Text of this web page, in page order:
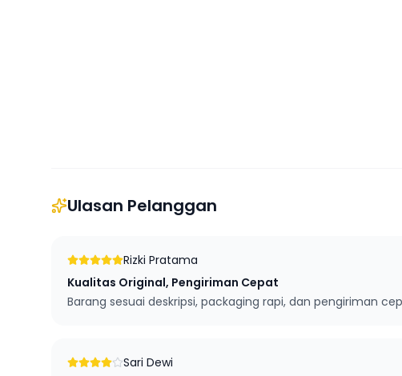
Ulasan Pelanggan
Rizki Pratama
Kualitas Original, Pengiriman Cepat
Barang sesuai deskripsi, packaging rapi, dan pengiriman
Sari Dewi